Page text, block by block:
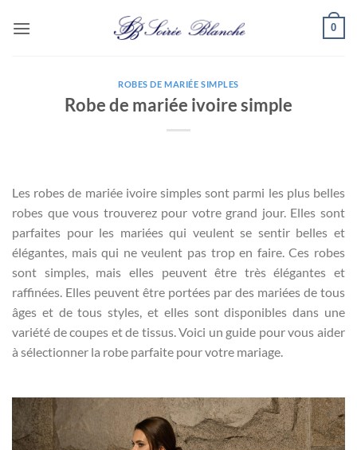
0
ROBES DE MARIÉE SIMPLES
Robe de mariée ivoire simple
Les robes de mariée ivoire simples sont parmi les plus belles
robes que vous trouverez pour votre grand jour. Elles sont
parfaites pour les mariées qui veulent se sentir belles et
élégantes, mais qui ne veulent pas trop en faire. Ces robes
sont simples, mais elles peuvent être très élégantes et
raffinées. Elles peuvent être portées par des mariées de tous
âges et de tous styles, et elles sont disponibles dans une
variété de coupes et de tissus. Voici un guide pour vous aider
à sélectionner la robe parfaite pour votre mariage.